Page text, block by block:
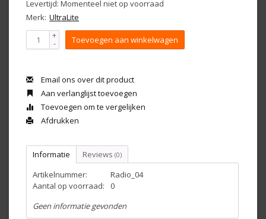
Levertijd: Momenteel niet op voorraad
Merk: UltraLite
+
- Toevoegen aan winkelwagen
Email ons over dit product
Aan verlanglijst toevoegen
Toevoegen om te vergelijken
Afdrukken
Informatie Reviews (0)
Artikelnummer:
Radio_04
Aantal op voorraad:
0
Geen informatie gevonden